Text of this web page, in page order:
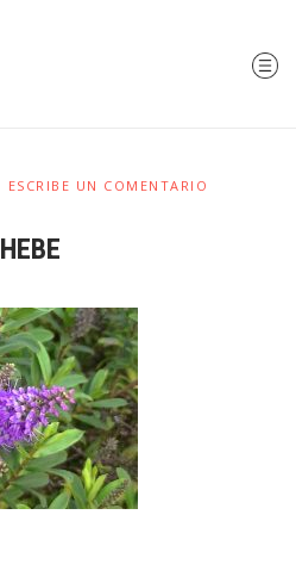
ESCRIBE UN COMENTARIO
HEBE